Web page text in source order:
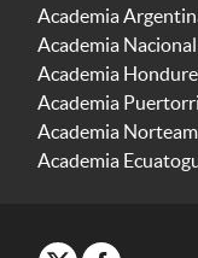
Academia
Academia
Academia
Academia
Academia
Academia